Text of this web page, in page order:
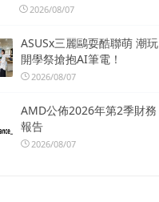
2026/08/07
ASUSx三麗鷗耍酷聯萌 潮玩
開學祭搶抱AI筆電！
2026/08/07
AMD公佈2026年第2季財務
報告
2026/08/07